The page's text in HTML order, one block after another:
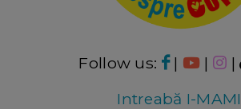
Follow us: | | |
Intreabă I-MAMI